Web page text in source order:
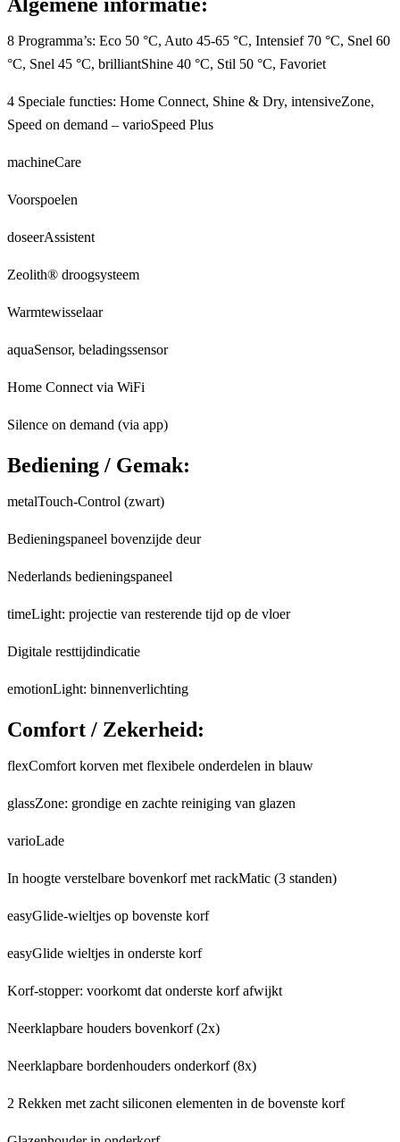
Algemene informatie:
8 Programma’s: Eco 50 °C, Auto 45-65 °C, Intensief 70 °C, Snel 60
°C, Snel 45 °C, brilliantShine 40 °C, Stil 50 °C, Favoriet
4 Speciale functies: Home Connect, Shine & Dry, intensiveZone,
Speed on demand – varioSpeed Plus
machineCare
Voorspoelen
doseerAssistent
Zeolith® droogsysteem
Warmtewisselaar
aquaSensor, beladingssensor
Home Connect via WiFi
Silence on demand (via app)
Bediening / Gemak:
metalTouch-Control (zwart)
Bedieningspaneel bovenzijde deur
Nederlands bedieningspaneel
timeLight: projectie van resterende tijd op de vloer
Digitale resttijdindicatie
emotionLight: binnenverlichting
Comfort / Zekerheid:
flexComfort korven met flexibele onderdelen in blauw
glassZone: grondige en zachte reiniging van glazen
varioLade
In hoogte verstelbare bovenkorf met rackMatic (3 standen)
easyGlide-wieltjes op bovenste korf
easyGlide wieltjes in onderste korf
Korf-stopper: voorkomt dat onderste korf afwijkt
Neerklapbare houders bovenkorf (2x)
Neerklapbare bordenhouders onderkorf (8x)
2 Rekken met zacht siliconen elementen in de bovenste korf